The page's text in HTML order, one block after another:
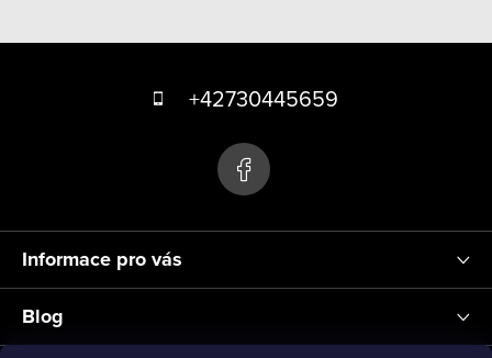
í
+42730445659
Informace pro vás
Blog